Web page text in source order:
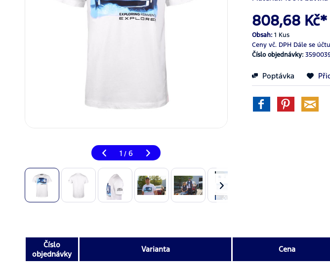
1 / 6
808,68 Kč*
Obsah:1 Kus
Ceny vč. DPH Dále se
Číslo objednávky:
Poptávka
Číslo
objednávky
Varianta Cena